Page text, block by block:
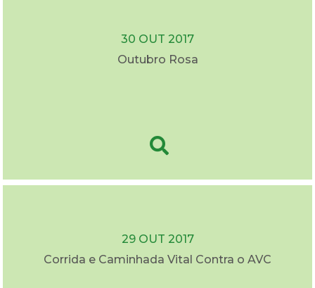
30 OUT 2017
Outubro Rosa
29 OUT 2017
Corrida e Caminhada Vital Contra o AVC